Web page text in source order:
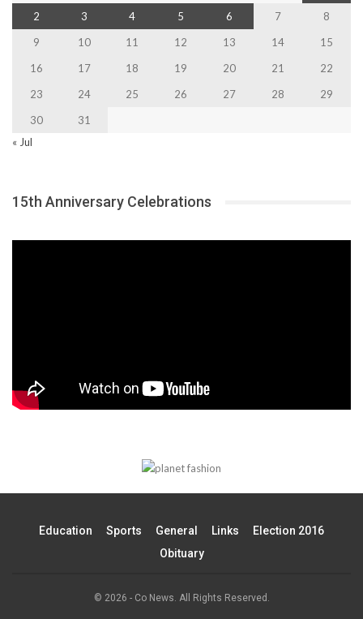
2
3 4 5 6 7
8
9
10 11 12 13 14
15
16
17 18 19 20 21
22
23
24 25 26 27 28
29
30
31
« Jul
15th Anniversary Celebrations
Education Sports General Links
Election 2016
Obituary
© 2026 - Co News. All Rights Reserved.